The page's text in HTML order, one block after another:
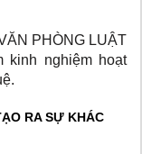
PHÒNG LUẬT
kinh nghiệm hoạt
RA SỰ KHÁC